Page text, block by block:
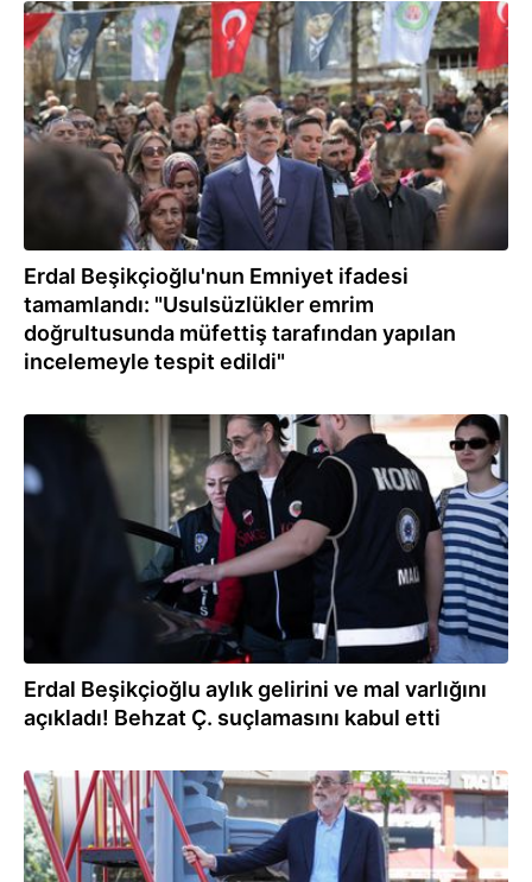
02.08.2026
Erdal Beşikçioğlu'nun Emniyet ifadesi
tamamlandı: "Usulsüzlükler emrim
doğrultusunda müfettiş tarafından yapılan
incelemeyle tespit edildi"
02.08.2026
Erdal Beşikçioğlu aylık gelirini ve mal varlığını
açıkladı! Behzat Ç. suçlamasını kabul etti
02.08.2026